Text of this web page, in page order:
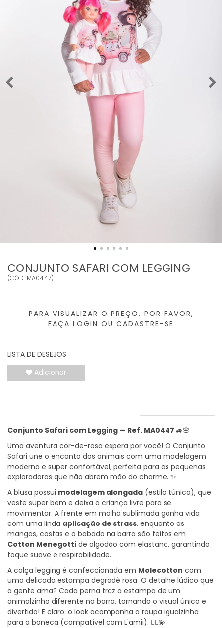
CONJUNTO SAFARI COM LEGGING
(CÓD. MA0447)
PARA VISUALIZAR O PREÇO, POR FAVOR,
FAÇA LOGIN OU CADASTRE-SE
LISTA DE DESEJOS
Adicionar
Conjunto Safari com Legging — Ref. MA0447 🚙🌸
Uma aventura cor-de-rosa espera por você! O Conjunto
Safari une o encanto dos animais com uma modelagem
moderna e super confortável, perfeita para as pequenas
exploradoras que não abrem mão do charme. ✨
A blusa possui modelagem alongada (estilo túnica), que
veste super bem e deixa a criança livre para se
movimentar. A frente em malha sublimada ganha vida
com uma linda aplicação de strass, enquanto as
mangas, costas e o babado na barra são feitos em
Cotton Menegotti de algodão com elastano, garantindo
toque suave e respirabilidade.
A calça legging é confeccionada em Molecotton com
uma delicada estampa degradê rosa. O detalhe lúdico que
a gente ama? Cada perna traz a estampa de um
animalzinho diferente na barra, tornando o visual único e
divertido! E claro: o look acompanha a roupa igualzinha
para a boneca (compatível com L'amii). 👯‍♀️💫